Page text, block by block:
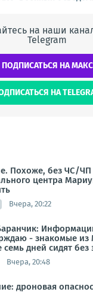
на наши
Telegram
ПОДПИСАТЬСЯ НА МАКС
НА
Похоже, без ЧС/
центра
Вчера, 20:22
- знакомые
семь дней сидят без
Вчера, 20:48
дроновая